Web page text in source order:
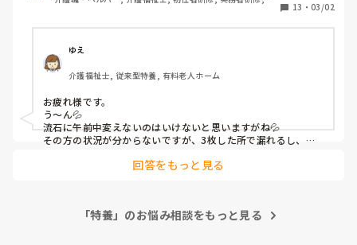
良いかもしれませんね。
また、夜勤専従の派遣は人間関係にあまり苦労しない場合もあ
りますし、かなりの高時給、高日給もありますよ。
私の経験では、やはり派遣は人間関係のハードルが高いと感じ
ます。派遣はこりて以来、メインの仕事＋単発のスキマバイト
を、自身の体調が良い時、都合の良い時間や場所でしています
よ。
・この方法は一般的なのでしょうか？
・業務都合で交換回数を調整することについて、どのように
考えていますか？
13 ・ 03/02
ゆえ
介護福祉士, 従来型特養, 有料老人ホーム
お疲れ様です。
う〜ん💦
流石に午前中変えないのはいけないと思いますがね💦
その方の状況が分からないですが、3枚した所で漏れるし、長
回答をもっと見る
「特養」のお悩み相談をもっと見る